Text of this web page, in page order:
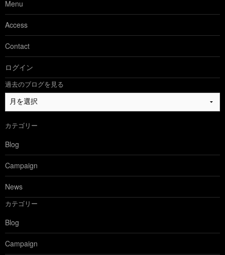
Menu
Access
Contact
ログイン
過去のブログを見る
過
去
ブ
ロ
グ
を
見
る
カテゴリー
Blog
Campaign
News
カテゴリー
Blog
Campaign